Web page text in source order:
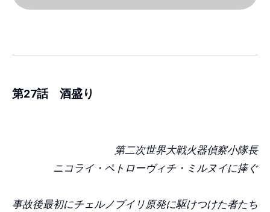
第27話 酒盛り
第二次世界大戦火器偵察小隊長
ニコライ・ペトローヴィチ・ミルヌイに捧ぐ
事故後最初にチェルノブイリ原発に駆けつけた者たち